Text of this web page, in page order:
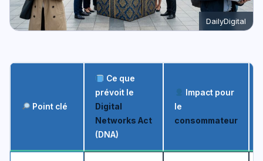
DailyDigital
Point clé
Ce que
prévoit le
Digital
Networks Act
(DNA)
Impact pour
le
consommateur